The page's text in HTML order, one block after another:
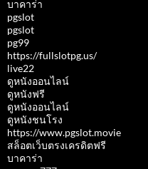
บาคาร่า
pgslot
pgslot
pg99
https://fullslotpg.us/
live22
ดูหนังออนไลน์
ดูหนังฟรี
ดูหนังออนไลน์
ดูหนังชนโรง
https://www.pgslot.movie
สล็อตเว็บตรงเครดิตฟรี
บาคาร่า